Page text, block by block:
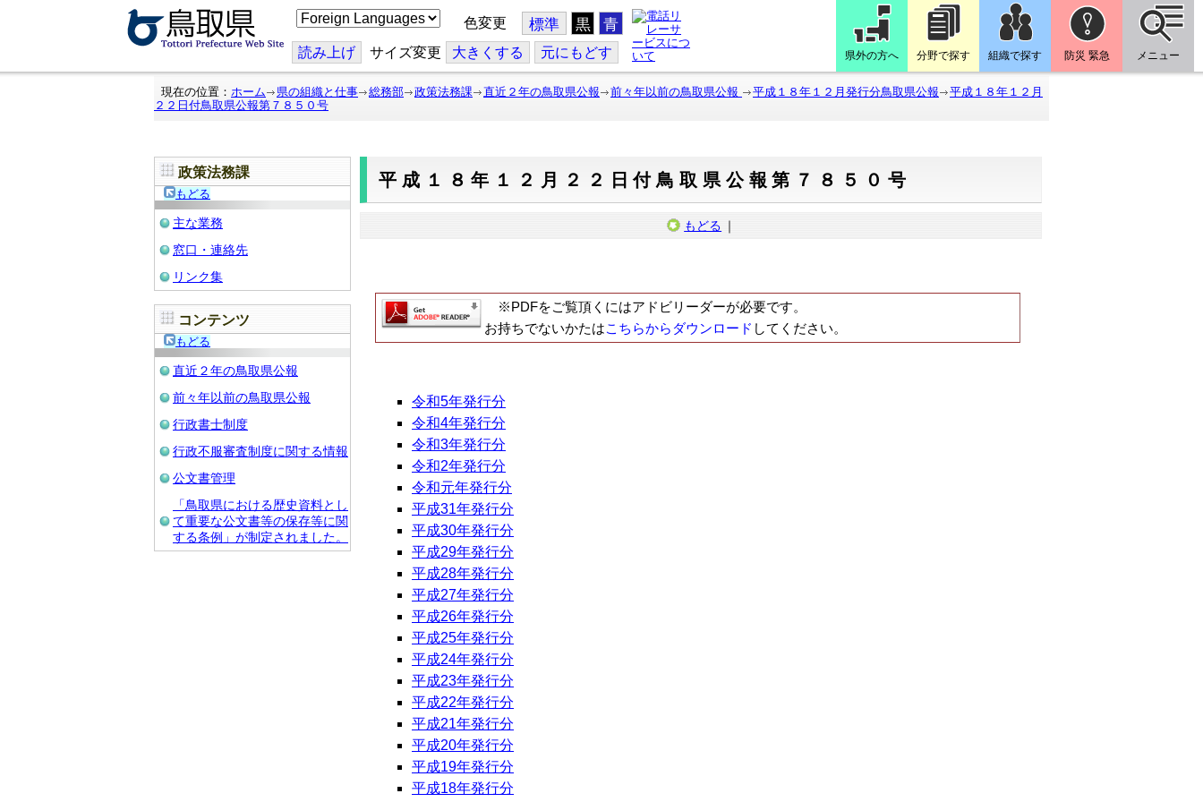
こ
の
ジ
を
翻
訳
色変更 標準 黒 青
読み上げ サイズ変更 大きくする 元にもどす 県外の方へ 分野で探す 組織で探す 防災 緊急 メニュー
現在の位置： ホーム 県の組織と仕事 総務部 政策法務課 直近２年の鳥取県公報 前々年以前の鳥取県公報 平成１８年１２月発行分鳥取県公報
平成１８年１２月
２２日付鳥取県公報第７８５０号
政策法務課
もどる
主な業務
窓口・連絡先
リンク集
コンテンツ
もどる
直近２年の鳥取県公報
前々年以前の鳥取県公報
行政書士制度
行政不服審査制度に関する情報
公文書管理
「鳥取県における歴史資料とし
て重要な公文書等の保存等に関
する条例」が制定されました。
平成１８年１２月２２日付鳥取県公報第７８５０号
もどる ｜
※PDFをご覧頂くにはアドビリーダーが必要です。
お持ちでないかたはこちらからダウンロード してください。
令和5年発行分
令和4年発行分
令和3年発行分
令和2年発行分
令和元年発行分
平成31年発行分
平成30年発行分
平成29年発行分
平成28年発行分
平成27年発行分
平成26年発行分
平成25年発行分
平成24年発行分
平成23年発行分
平成22年発行分
平成21年発行分
平成20年発行分
平成19年発行分
平成18年発行分